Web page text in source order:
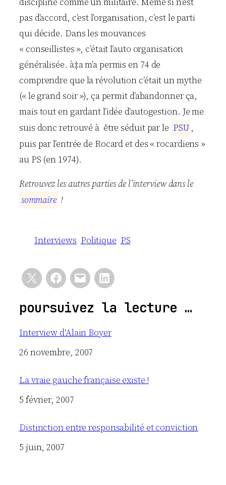
pas d’accord, c’est l’organisation, c’est le parti
qui décide. Dans les mouvances
« conseillistes », c’était l’auto organisation
généralisée. à‡a m’a permis en 74 de
comprendre que la révolution c’était un mythe
(« le grand soir »), ça permit d’abandonner ça,
mais tout en gardant l’idée d’autogestion. Je me
suis donc retrouvé à être séduit par le PSU ,
puis par l’entrée de Rocard et des « rocardiens »
au PS (en 1974).
Retrouvez les autres parties de l’interview dans le
sommaire !
Interviews Politique PS
poursuivez la lecture …
Interview d'Alain Boyer
Date
26 novembre, 2007
La vraie gauche française existe !
Date
5 février, 2007
Distinction entre responsabilité et conviction
Date
5 juin, 2007